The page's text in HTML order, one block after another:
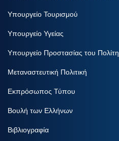
Υπουργείο Τουρισμού
Υπουργείο Υγείας
Υπουργείο Προστασίας του Πολίτη
Μεταναστευτική Πολιτική
Εκπρόσωπος Τύπου
Βουλή των Ελλήνων
Βιβλιογραφία